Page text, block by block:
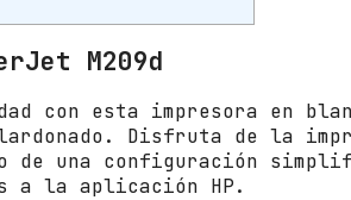
e
r
j
M209d
con esta impresora en
Disfruta de la
de una configuración
a la aplicación HP.